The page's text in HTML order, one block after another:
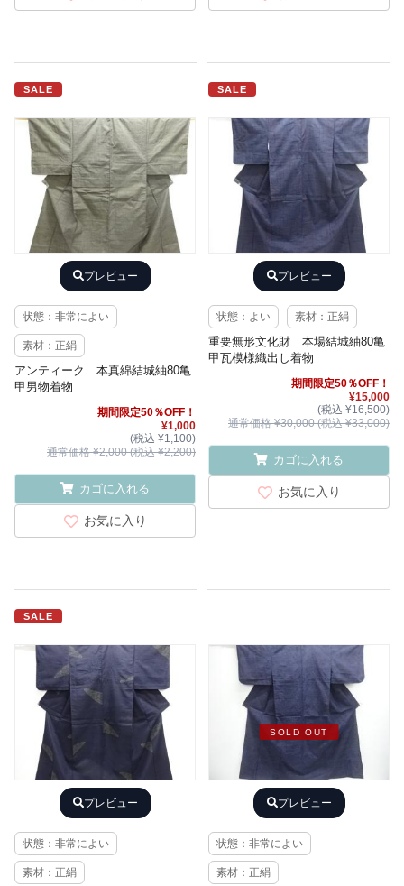
SALE
プレビュー
状態：非常によい
素材：正絹
アンティーク 本真綿結城紬80亀
甲男物着物
期間限定50％OFF！
¥1,000
(税込 ¥1,100)
通常価格 ¥2,000 (税込 ¥2,200)
カゴに入れる
お気に入り
SALE
プレビュー
状態：よい 素材：正絹
重要無形文化財 本場結城紬80亀
甲瓦模様織出し着物
期間限定50％OFF！
¥15,000
(税込 ¥16,500)
通常価格 ¥30,000 (税込 ¥33,000)
カゴに入れる
お気に入り
SALE
プレビュー
状態：非常によい
素材：正絹
SOLD OUT
プレビュー
状態：非常によい
素材：正絹